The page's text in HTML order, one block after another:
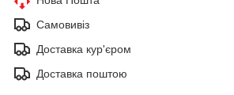
Самовивіз
Доставка кур'єром
Доставка поштою